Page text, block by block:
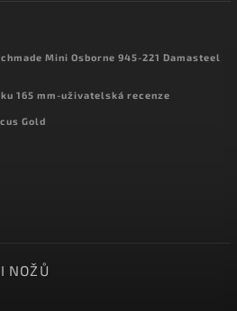
Mini Osborne 945-221 Damasteel
165 mm-uživatelská recenze
Gold
NOŽŮ